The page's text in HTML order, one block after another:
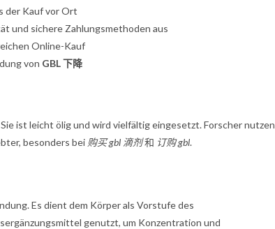
der Kauf vor Ort
und sichere Zahlungsmethoden aus
Online-Kauf
von GBL 下降
ist leicht ölig und wird vielfältig eingesetzt. Forscher nutzen
besonders bei 购买 gbl 滴剂和 订购 gbl.
Es dient dem Körper als Vorstufe des
genutzt, um Konzentration und